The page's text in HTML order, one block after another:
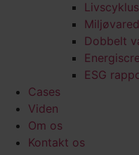
Dobbelt
ESG
Cases
Viden
Om os
Kontakt os